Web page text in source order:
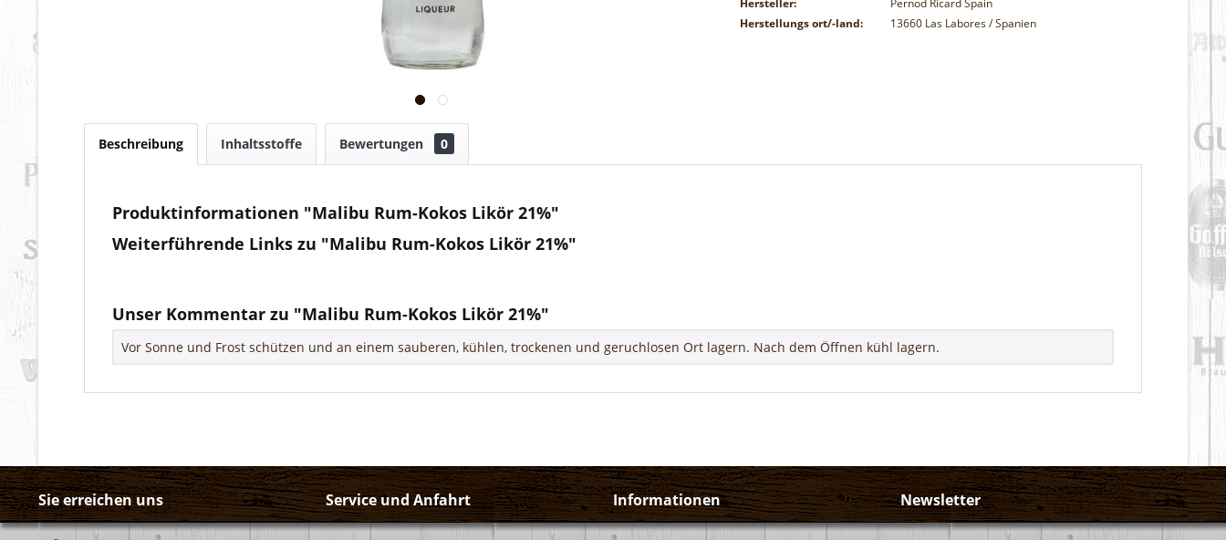
Hersteller:
Pernod Ricard Spain
Herstellungs ort/-land:
13660 Las Labores / Spanien
Beschreibung Inhaltsstoffe Bewertungen 0
Produktinformationen "Malibu Rum-Kokos Likör 21%"
Weiterführende Links zu "Malibu Rum-Kokos Likör 21%"
Unser Kommentar zu "Malibu Rum-Kokos Likör 21%"
Vor Sonne und Frost schützen und an einem sauberen, kühlen, trockenen und geruchlosen Ort lagern. Nach dem Öffnen kühl lagern.
Sie erreichen uns Service und Anfahrt Informationen Newsletter